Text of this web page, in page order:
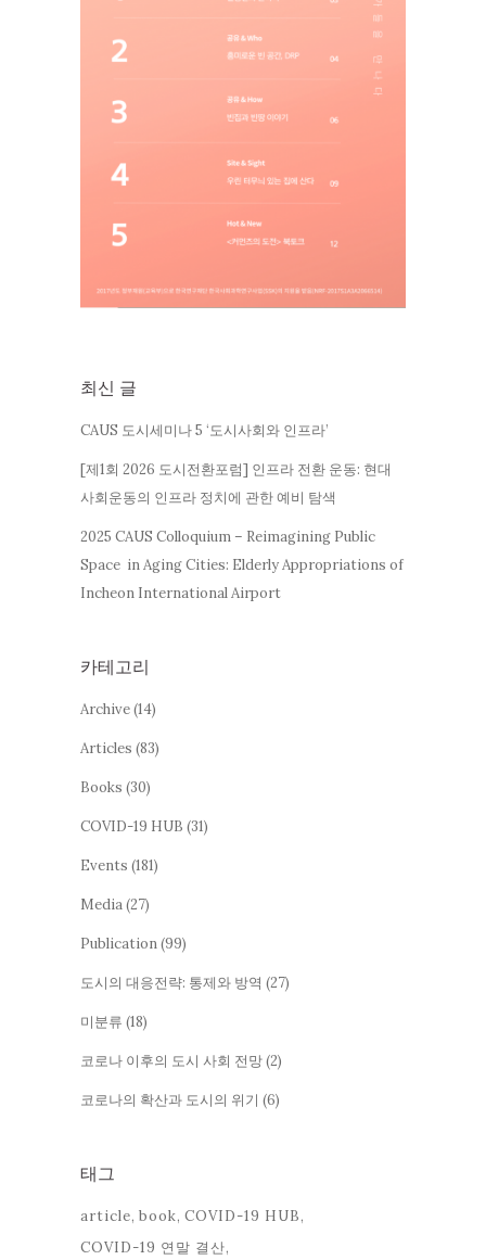
최신 글
CAUS 도시세미나 5 ‘도시사회와 인프라’
[제1회 2026 도시전환포럼] 인프라 전환 운동: 현대
사회운동의 인프라 정치에 관한 예비 탐색
2025 CAUS Colloquium – Reimagining Public
Space in Aging Cities: Elderly Appropriations of
Incheon International Airport
카테고리
Archive(14)
Articles (83)
Books (30)
COVID-19 HUB (31)
Events (181)
Media(27)
Publication(99)
도시의 대응전략: 통제와 방역 (27)
미분류 (18)
코로나 이후의 도시 사회 전망(2)
코로나의 확산과 도시의 위기 (6)
태그
article book COVID-19 HUB
COVID-19 연말 결산